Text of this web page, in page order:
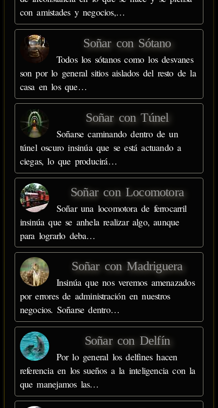
con amistades y negocios,…
Soñar con Sótano
Todos los sótanos como los desvanes
son por lo general sitios aislados del resto de la
casa en los que…
Soñar con Túnel
Soñarse caminando dentro de un
túnel oscuro insinúa que se está actuando a
ciegas, lo que producirá…
Soñar con Locomotora
Soñar una locomotora de ferrocarril
insinúa que se anhela realizar algo, aunque
para lograrlo deba…
Soñar con Madriguera
Insinúa que nos veremos amenazados
por errores de administración en nuestros
negocios. Soñarse dentro…
Soñar con Delfín
Por lo general los delfines hacen
referencia en los sueños a la inteligencia con la
que manejamos las…